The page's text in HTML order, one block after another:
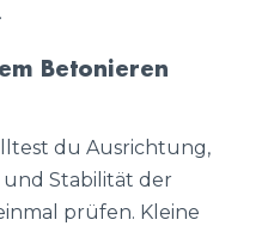
Betonieren
du Ausrichtung,
Stabilität der
prüfen. Kleine